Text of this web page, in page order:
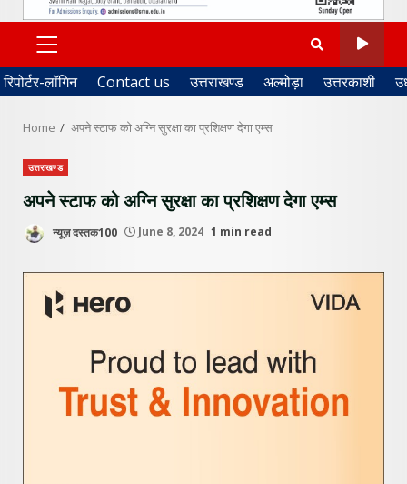
PRIMARY
MENU
रिपोर्टर-लॉगिन Contact us उत्तराखण्ड अल्मोड़ा उत्तरकाशी
Home अपने स्टाफ को अग्नि सुरक्षा का प्रशिक्षण देगा एम्स
उत्तराखण्ड
अपने स्टाफ को अग्नि सुरक्षा का प्रशिक्षण देगा एम्स
न्यूज़ दस्तक100 June 8, 2024 1 min read